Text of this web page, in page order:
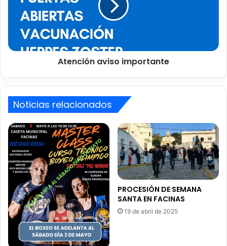
a
m
p
o
r
t
a
e
Atención aviso importante
Noticias relacionados
PROCESIÓN DE SEMANA
SANTA EN FACINAS
19 de abril de 2025